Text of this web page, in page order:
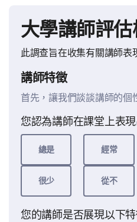
大學講師評
此調查旨在收集有關講師表
講師特徵
首先，讓我們談談講師的個
您認為講師在課堂上表
總是 經常
很少 從不
您的講師是否展現以下特